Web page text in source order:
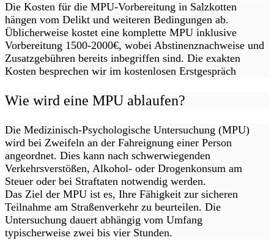
Die Kosten für die MPU-Vorbereitung in Salzkotten
hängen vom Delikt und weiteren Bedingungen ab.
Üblicherweise kostet eine komplette MPU inklusive
Vorbereitung 1500-2000€, wobei Abstinenznachweise und
Zusatzgebühren bereits inbegriffen sind. Die exakten
Kosten besprechen wir im kostenlosen Erstgespräch
Wie wird eine MPU ablaufen?
Die Medizinisch-Psychologische Untersuchung (MPU)
wird bei Zweifeln an der Fahreignung einer Person
angeordnet. Dies kann nach schwerwiegenden
Verkehrsverstößen, Alkohol- oder Drogenkonsum am
Steuer oder bei Straftaten notwendig werden.
Das Ziel der MPU ist es, Ihre Fähigkeit zur sicheren
Teilnahme am Straßenverkehr zu beurteilen. Die
Untersuchung dauert abhängig vom Umfang
typischerweise zwei bis vier Stunden.